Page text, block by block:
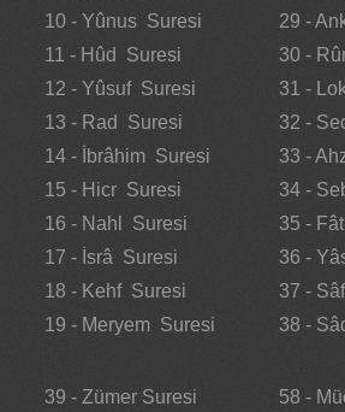
10 - Yûnus Suresi
11 - Hûd Suresi
12 - Yûsuf Suresi
13 - Rad Suresi
14 - İbrâhim Suresi
15 - Hicr Suresi
16 - Nahl Suresi
17 - İsrâ Suresi
18 - Kehf Suresi
19 - Meryem Suresi
29 -
30 -
31 -
32 -
33 -
34 -
35 -
36 -
37 -
38 -
39 - Zümer Suresi
58 -